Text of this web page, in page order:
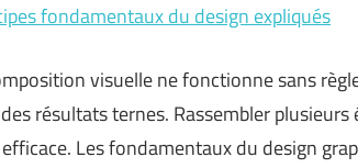
fondamentaux du design expliqués
visuelle ne fonctionne sans
résultats ternes. Rassembler
Les fondamentaux du design